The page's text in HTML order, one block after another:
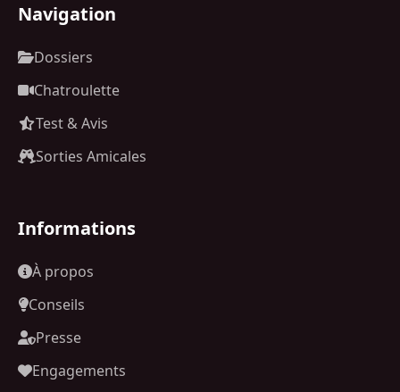
Navigation
Dossiers
Chatroulette
Test & Avis
Sorties Amicales
Informations
À propos
Conseils
Presse
Engagements